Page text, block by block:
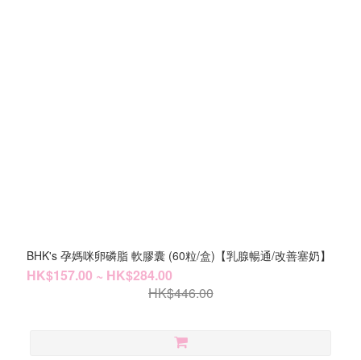
BHK's 孕媽咪卵磷脂 軟膠囊 (60粒/盒)【乳腺暢通/改善塞奶】
HK$157.00 ~ HK$284.00
HK$446.00